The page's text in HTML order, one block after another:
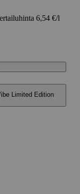
6,54 €/l
Limited Edition